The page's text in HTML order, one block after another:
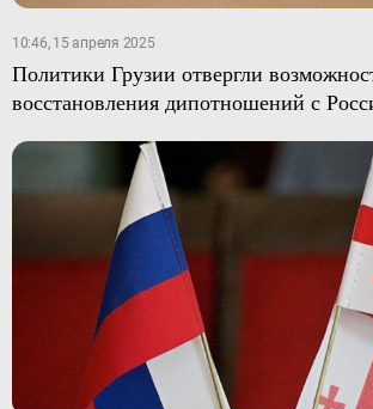
10:46, 15 апреля 2025
Политики Грузии отвергли
восстановления дипотношений с